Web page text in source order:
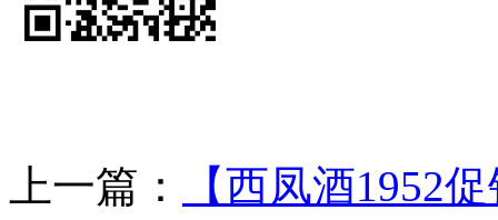
上一篇：
【西凤酒1952